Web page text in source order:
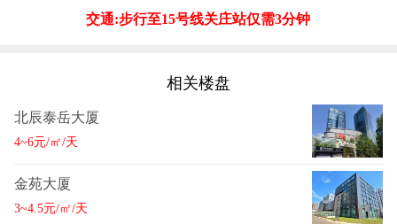
交通:步行至15号线关庄站仅需3分钟
相关楼盘
北辰泰岳大厦
4~6元/㎡/天
金苑大厦
3~4.5元/㎡/天